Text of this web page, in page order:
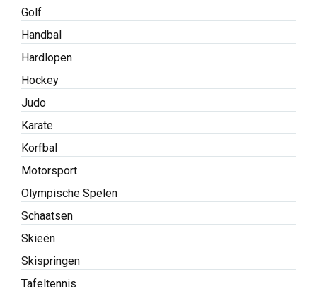
Golf
Handbal
Hardlopen
Hockey
Judo
Karate
Korfbal
Motorsport
Olympische Spelen
Schaatsen
Skieën
Skispringen
Tafeltennis